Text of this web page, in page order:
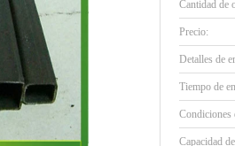
Cantidad de
Precio:
Detalles de
Tiempo de
Condiciones
Capacidad